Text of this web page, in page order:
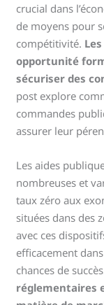
crucial dans
de moyens pour
compétitivité. Les
opportunité
sécuriser des
post explore
commandes
assurer leur
Les aides
nombreuses et
taux zéro aux
situées dans des
avec ces
efficacement
chances de
réglementaires